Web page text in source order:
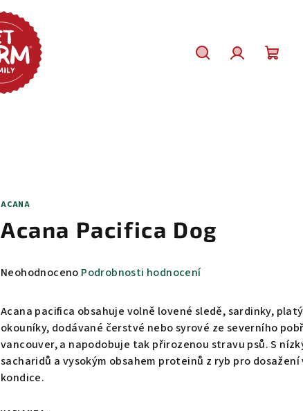
ACANA
Acana Pacifica Dog
Průměrné
produktu
je
5
Neohodnoceno Podrobnosti hodnocení
Acana pacifica obsahuje volně lovené sledě, sardinky,
okouníky, dodávané čerstvé nebo syrové ze severního
vancouver, a napodobuje tak přirozenou stravu psů. S
sacharidů a vysokým obsahem proteinů z ryb pro
kondice.